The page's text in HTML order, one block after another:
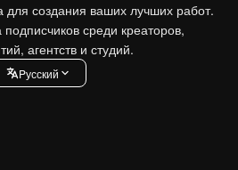
создания ваших лучших работ.
среди креаторов,
агентств и студий.
Pусский